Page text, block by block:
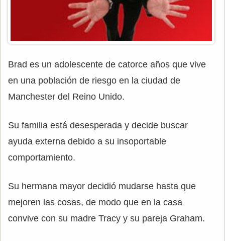
Brad es un adolescente de catorce años que vive
en una población de riesgo en la ciudad de
Manchester del Reino Unido.
Su familia está desesperada y decide buscar
ayuda externa debido a su insoportable
comportamiento.
Su hermana mayor decidió mudarse hasta que
mejoren las cosas, de modo que en la casa
convive con su madre Tracy y su pareja Graham.